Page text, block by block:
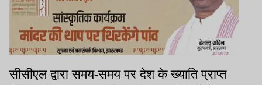
सीसीएल द्वारा समय-समय पर देश के ख्याति प्राप्त